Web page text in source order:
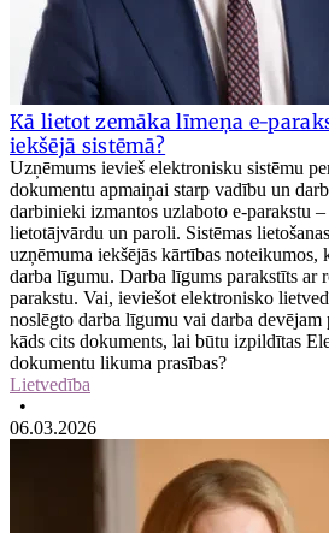
Kā lietot zemāka līmeņa e-
iekšējā sistēmā?
Uzņēmums ievieš elektronisku sistēmu
dokumentu apmaiņai starp vadību un
darbinieki izmantos uzlaboto e-parakstu
lietotājvārdu un paroli. Sistēmas
uzņēmuma iekšējās kārtības noteikumos,
darba līgumu. Darba līgums parakstīts ar
parakstu. Vai, ieviešot elektronisko
noslēgto darba līgumu vai darba
kāds cits dokuments, lai būtu izpildītas
dokumentu likuma prasības?
Lietvedība
•
06.03.2026